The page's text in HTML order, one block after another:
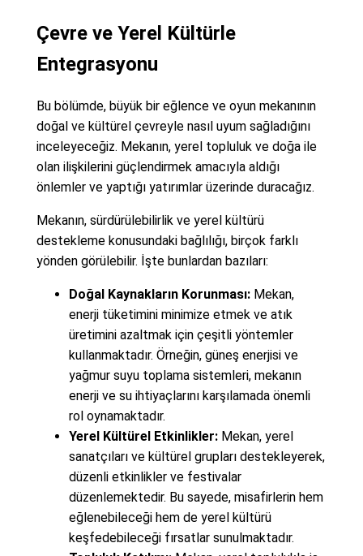
Çevre ve Yerel Kültürle
Entegrasyonu
Bu bölümde, büyük bir eğlence ve oyun mekanının
doğal ve kültürel çevreyle nasıl uyum sağladığını
inceleyeceğiz. Mekanın, yerel topluluk ve doğa ile
olan ilişkilerini güçlendirmek amacıyla aldığı
önlemler ve yaptığı yatırımlar üzerinde duracağız.
Mekanın, sürdürülebilirlik ve yerel kültürü
destekleme konusundaki bağlılığı, birçok farklı
yönden görülebilir. İşte bunlardan bazıları:
Doğal Kaynakların Korunması:Mekan,
enerji tüketimini minimize etmek ve atık
üretimini azaltmak için çeşitli yöntemler
kullanmaktadır. Örneğin, güneş enerjisi ve
yağmur suyu toplama sistemleri, mekanın
enerji ve su ihtiyaçlarını karşılamada önemli
rol oynamaktadır.
Yerel Kültürel Etkinlikler:Mekan, yerel
sanatçıları ve kültürel grupları destekleyerek,
düzenli etkinlikler ve festivalar
düzenlemektedir. Bu sayede, misafirlerin hem
eğlenebileceği hem de yerel kültürü
keşfedebileceği fırsatlar sunulmaktadır.